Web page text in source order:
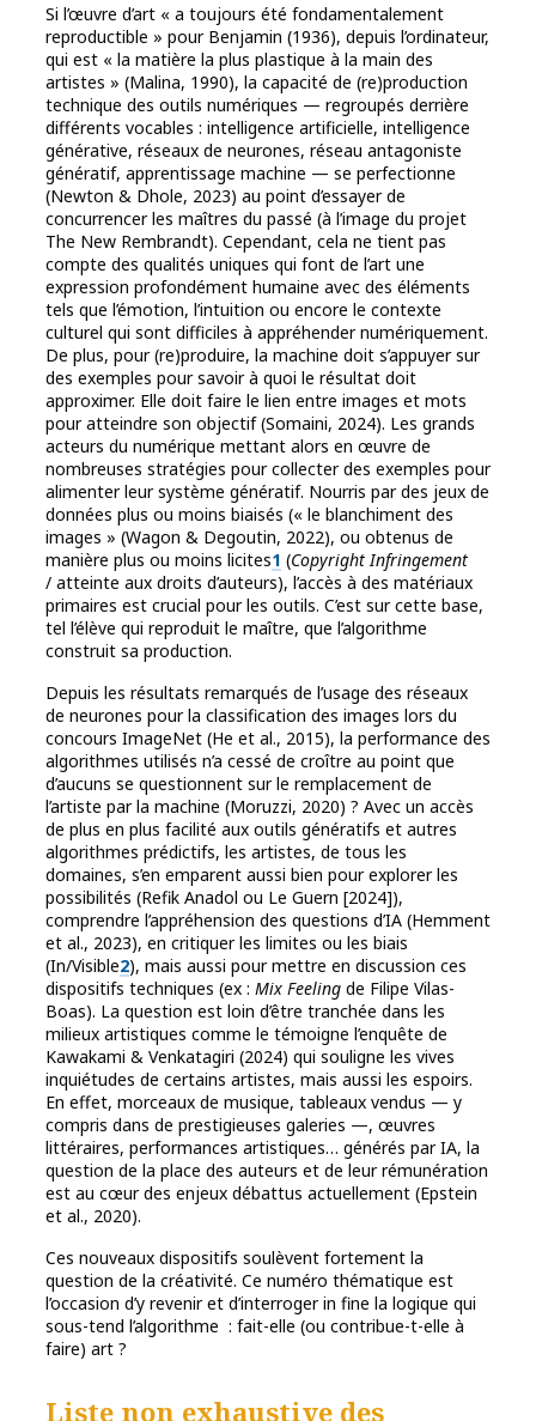
Si l’œuvre d’art « a toujours été fondamentalement
reproductible » pour Benjamin (1936), depuis l’ordinateur,
qui est « la matière la plus plastique à la main des
artistes » (Malina, 1990), la capacité de (re)production
technique des outils numériques — regroupés derrière
différents vocables : intelligence artificielle, intelligence
générative, réseaux de neurones, réseau antagoniste
génératif, apprentissage machine — se perfectionne
(Newton & Dhole, 2023) au point d’essayer de
concurrencer les maîtres du passé (à l’image du projet
The New Rembrandt). Cependant, cela ne tient pas
compte des qualités uniques qui font de l’art une
expression profondément humaine avec des éléments
tels que l’émotion, l’intuition ou encore le contexte
culturel qui sont difficiles à appréhender numériquement.
De plus, pour (re)produire, la machine doit s’appuyer sur
des exemples pour savoir à quoi le résultat doit
approximer. Elle doit faire le lien entre images et mots
pour atteindre son objectif (Somaini, 2024). Les grands
acteurs du numérique mettant alors en œuvre de
nombreuses stratégies pour collecter des exemples pour
alimenter leur système génératif. Nourris par des jeux de
données plus ou moins biaisés (« le blanchiment des
images » (Wagon & Degoutin, 2022), ou obtenus de
manière plus ou moins licites1 (Copyright Infringement
/ atteinte aux droits d’auteurs), l’accès à des matériaux
primaires est crucial pour les outils. C’est sur cette base,
tel l’élève qui reproduit le maître, que l’algorithme
construit sa production.
Depuis les résultats remarqués de l’usage des réseaux
de neurones pour la classification des images lors du
concours ImageNet (He et al., 2015), la performance des
algorithmes utilisés n’a cessé de croître au point que
d’aucuns se questionnent sur le remplacement de
l’artiste par la machine (Moruzzi, 2020) ? Avec un accès
de plus en plus facilité aux outils génératifs et autres
algorithmes prédictifs, les artistes, de tous les
domaines, s’en emparent aussi bien pour explorer les
possibilités (Refik Anadol ou Le Guern [2024]),
comprendre l’appréhension des questions d’IA (Hemment
et al., 2023), en critiquer les limites ou les biais
(In/Visible2), mais aussi pour mettre en discussion ces
dispositifs techniques (ex : Mix Feeling de Filipe Vilas-
Boas). La question est loin d’être tranchée dans les
milieux artistiques comme le témoigne l’enquête de
Kawakami & Venkatagiri (2024) qui souligne les vives
inquiétudes de certains artistes, mais aussi les espoirs.
En effet, morceaux de musique, tableaux vendus — y
compris dans de prestigieuses galeries —, œuvres
littéraires, performances artistiques… générés par IA, la
question de la place des auteurs et de leur rémunération
est au cœur des enjeux débattus actuellement (Epstein
et al., 2020).
Ces nouveaux dispositifs soulèvent fortement la
question de la créativité. Ce numéro thématique est
l’occasion d’y revenir et d’interroger in fine la logique qui
sous-tend l’algorithme : fait-elle (ou contribue-t-elle à
faire) art ?
Liste non exhaustive des